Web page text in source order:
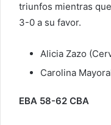
triunfos mientras
3-0 a su favor.
Alicia Zazo
Carolina
EBA 58-62 CBA